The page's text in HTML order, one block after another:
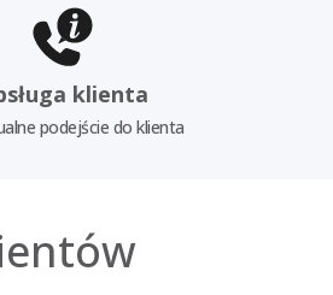
klienta
podejście do klienta